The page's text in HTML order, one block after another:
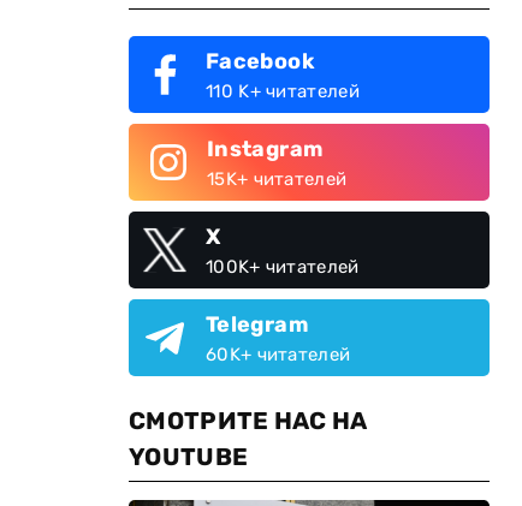
Facebook
110 K+ читателей
Instagram
15K+ читателей
X
100K+ читателей
Telegram
60K+ читателей
СМОТРИТЕ НАС НА
YOUTUBE